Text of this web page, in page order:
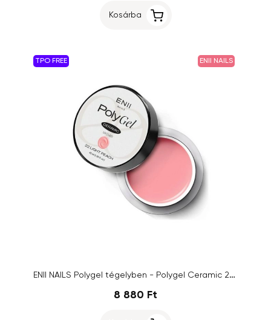
Kosárba
TPO FREE ENII NAILS
ENII NAILS Polygel tégelyben - Polygel Ceramic 22 Light Peach, 40ml
8 880 Ft